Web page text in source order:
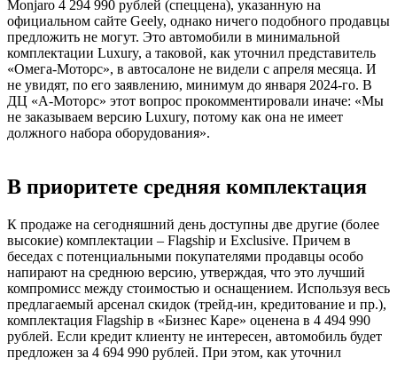
Monjaro 4 294 990 рублей (спеццена), указанную на
официальном сайте Geely, однако ничего подобного продавцы
предложить не могут. Это автомобили в минимальной
комплектации Luxury, а таковой, как уточнил представитель
«Омега-Моторс», в автосалоне не видели с апреля месяца. И
не увидят, по его заявлению, минимум до января 2024-го. В
ДЦ «А-Моторс» этот вопрос прокомментировали иначе: «Мы
не заказываем версию Luxury, потому как она не имеет
должного набора оборудования».
В приоритете средняя комплектация​
К продаже на сегодняшний день доступны две другие (более
высокие) комплектации – Flagship и Exclusive. Причем в
беседах с потенциальными покупателями продавцы особо
напирают на среднюю версию, утверждая, что это лучший
компромисс между стоимостью и оснащением. Используя весь
предлагаемый арсенал скидок (трейд-ин, кредитование и пр.),
комплектация Flagship в «Бизнес Каре» оценена в 4 494 990
рублей. Если кредит клиенту не интересен, автомобиль будет
предложен за 4 694 990 рублей. При этом, как уточнил